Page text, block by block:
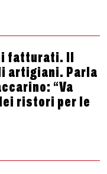
i fatturati. Il
artigiani. Parla
“Va
ristori per le